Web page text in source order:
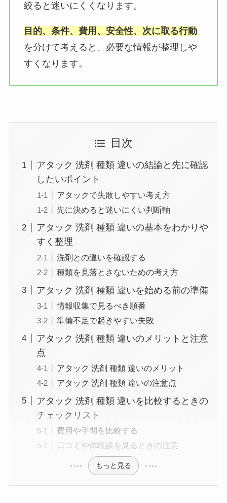
絞ると迷いにくくなります。
目的、条件、費用、安全性、次に取る行動
を分けて考えると、必要な情報が整理しや
すくなります。
目次
アタック 洗剤 種類 違いの結論と先に確認
したいポイント
アタックで失敗しやすい考え方
先に決めると迷いにくい判断軸
アタック 洗剤 種類 違いの基本をわかりや
すく整理
洗剤との違いを確認する
種類を見落とさないための考え方
アタック 洗剤 種類 違いを始める前の準備
情報収集で見るべき順番
準備不足で起きやすい失敗
アタック 洗剤 種類 違いのメリットと注意
点
アタック 洗剤 種類 違いのメリット
アタック 洗剤 種類 違いの注意点
アタック 洗剤 種類 違いを比較するときの
チェックリスト
費用や手間を比較する
口コミや体験談を見るときの注意
もっと見る